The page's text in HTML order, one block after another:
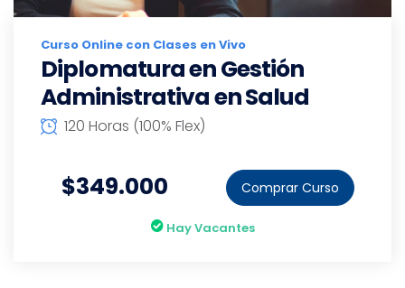
Curso Online con Clases en Vivo
Diplomatura en Gestión
Administrativa en Salud
120 Horas (100% Flex)
$349.000 Comprar Curso
Hay Vacantes